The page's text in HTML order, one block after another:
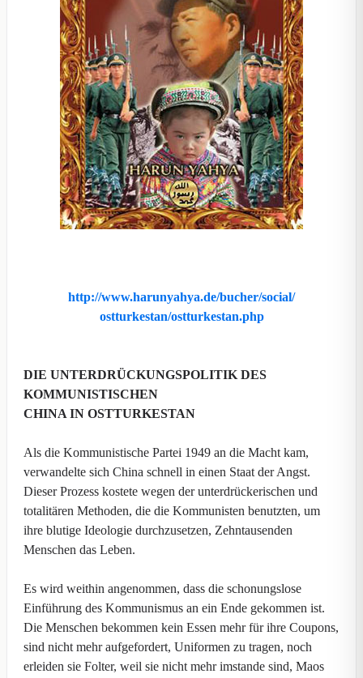
http://www.harunyahya.de/bucher/social/
ostturkestan/ostturkestan.php
DIE UNTERDRÜCKUNGSPOLITIK DES
KOMMUNISTISCHEN
CHINA IN OSTTURKESTAN
Als die Kommunistische Partei 1949 an die Macht kam,
verwandelte sich China schnell in einen Staat der Angst.
Dieser Prozess kostete wegen der unterdrückerischen und
totalitären Methoden, die die Kommunisten benutzten, um
ihre blutige Ideologie durchzusetzen, Zehntausenden
Menschen das Leben.
Es wird weithin angenommen, dass die schonungslose
Einführung des Kommunismus an ein Ende gekommen ist.
Die Menschen bekommen kein Essen mehr für ihre Coupons,
sind nicht mehr aufgefordert, Uniformen zu tragen, noch
erleiden sie Folter, weil sie nicht mehr imstande sind, Maos